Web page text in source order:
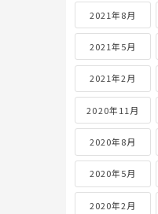
2021年8月
2021年5月
2021年2月
2020年11月
2020年8月
2020年5月
2020年2月